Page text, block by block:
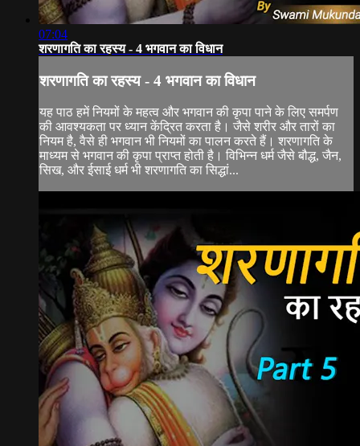
07:04
शरणागति का रहस्य - 4 भगवान का विधान
शरणागति का रहस्य - 4 भगवान का विधान
यह पाठ हमें नियमों के महत्व और भगवान की कृपा पाने के लिए समर्पण
की आवश्यकता पर ध्यान केंद्रित करता है। जैसे शरीर और तारों का
नियम है, वैसे ही भगवान भी नियमों का पालन करते हैं। शरणागति के
माध्यम से भगवान की कृपा प्राप्त होती है। विभिन्न धर्म जैसे बौद्ध, जैन,
सिख, और ईसाई धर्म भी शरणागति का सिद्धां...